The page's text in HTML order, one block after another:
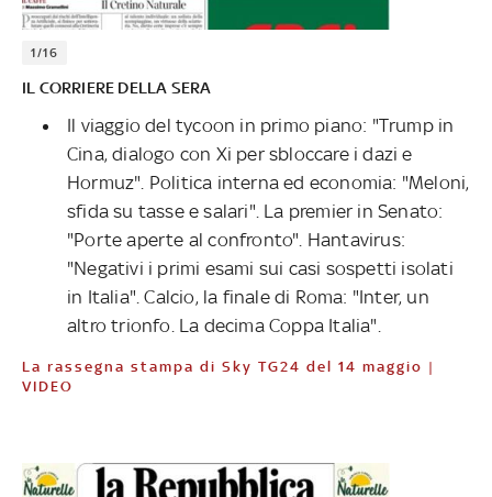
1/16
IL CORRIERE DELLA SERA
Il viaggio del tycoon in primo piano: "Trump in
Cina, dialogo con Xi per sbloccare i dazi e
Hormuz". Politica interna ed economia: "Meloni,
sfida su tasse e salari". La premier in Senato:
"Porte aperte al confronto". Hantavirus:
"Negativi i primi esami sui casi sospetti isolati
in Italia". Calcio, la finale di Roma: "Inter, un
altro trionfo. La decima Coppa Italia".
La rassegna stampa di Sky TG24 del 14 maggio |
VIDEO